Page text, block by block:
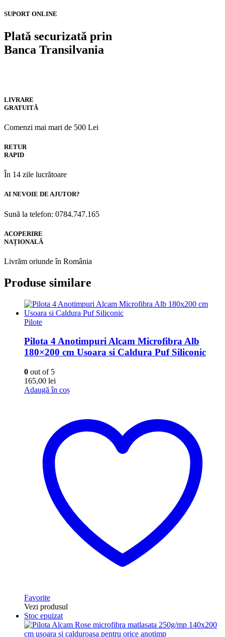
SUPORT ONLINE
Plată securizată prin
Banca Transilvania
LIVRARE
GRATUITĂ
Comenzi mai mari de 500 Lei
RETUR
RAPID
În 14 zile lucrătoare
AI NEVOIE DE AJUTOR?
Sună la telefon: 0784.747.165
ACOPERIRE
NAȚIONALĂ
Livrăm oriunde în România
Produse similare
Pilote
Pilota 4 Anotimpuri Alcam Microfibra Alb
180×200 cm Usoara si Caldura Puf Siliconic
0 out of 5
165,00 lei
Adaugă în coș
Favorite
Vezi produsul
Stoc epuizat